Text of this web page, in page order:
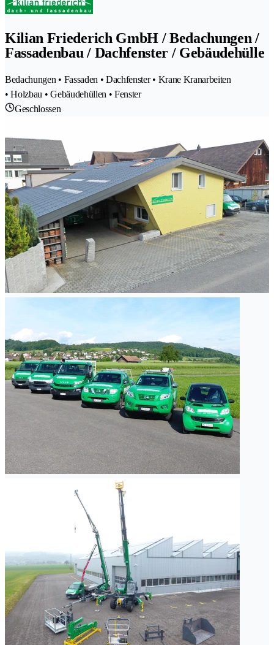
Kilian Friederich GmbH / Bedachungen /
Fassadenbau / Dachfenster / Gebäudehülle
Bedachungen • Fassaden • Dachfenster • Krane Kranarbeiten
• Holzbau • Gebäudehüllen • Fenster
Geschlossen